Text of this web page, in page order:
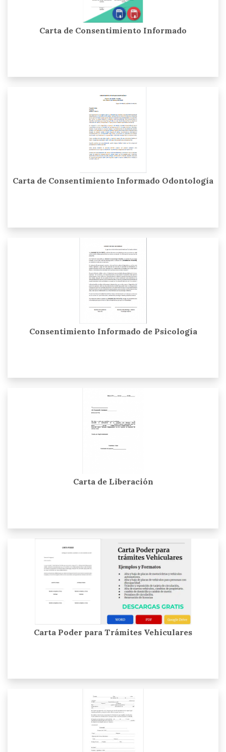
Carta de Consentimiento Informado
Carta de Consentimiento Informado Odontología
Consentimiento Informado de Psicología
Carta de Liberación
Carta Poder para Trámites Vehiculares